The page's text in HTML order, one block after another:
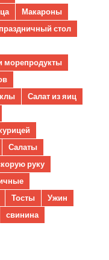
Макароны
стол
морепродукты
Салат из яиц
Салаты
руку
Тосты
Ужин
свинина